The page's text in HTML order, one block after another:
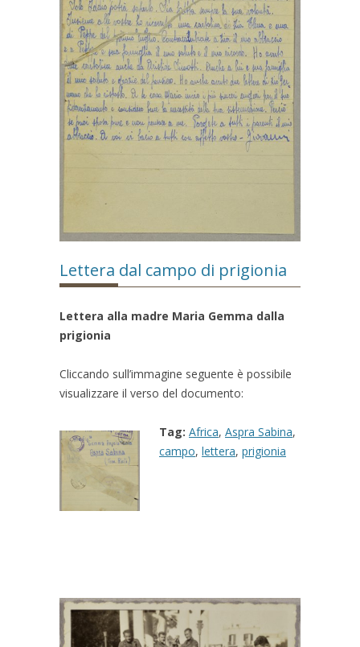
Lettera dal campo di prigionia
Lettera alla madre Maria Gemma dalla
prigionia
Cliccando sull’immagine seguente è possibile
visualizzare il verso del documento:
Tag: Africa, Aspra Sabina,
campo, lettera, prigionia